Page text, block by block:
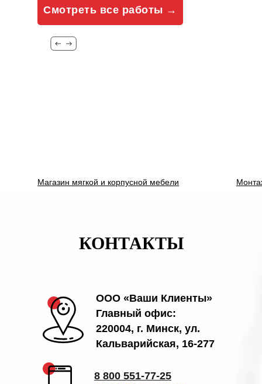
Смотреть все работы →
Магазин мягкой и корпусной мебели
КОНТАКТЫ
ООО «Ваши Клиенты»
Главный офис:
220004, г. Минск, ул.
Кальварийская, 16-277
8 800 551-77-25